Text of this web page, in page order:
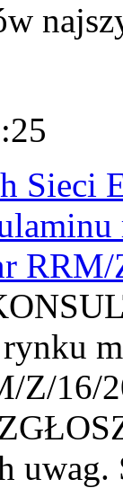
Sieci
Z/16/